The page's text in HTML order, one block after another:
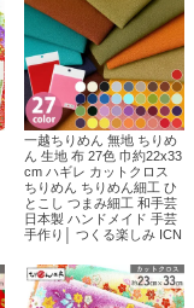
一越ちりめん 無地 ちりめ
ん 生地 布 27色 巾約22x33
cm ハギレ カットクロス
ちりめん ちりめん細工 ひ
とこし つまみ細工 和手芸
日本製 ハンドメイド 手芸
手作り│ つくる楽しみ ICN